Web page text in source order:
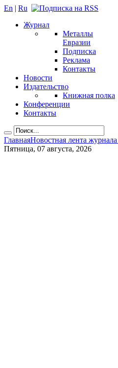
En | Ru
Журнал
Металлы
Евразии
Подписка
Реклама
Контакты
Новости
Издательство
Книжная полка
Конференции
Контакты
ГлавнаяНовостная лента
Пятница, 07 августа, 2026